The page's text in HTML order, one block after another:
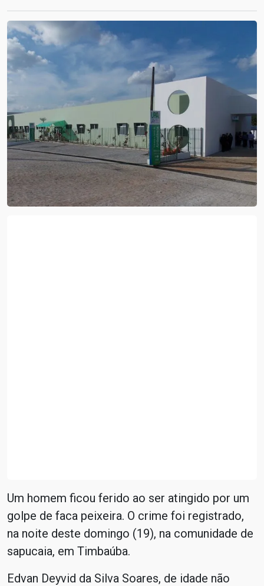
Um homem ficou ferido ao ser atingido por um
golpe de faca peixeira. O crime foi registrado,
na noite deste domingo (19), na comunidade de
sapucaia, em Timbaúba.
Edvan Deyvid da Silva Soares, de idade não